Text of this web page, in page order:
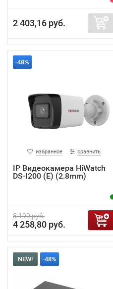
2 403,16 руб.
-48%
избранное сравнить
IP Видеокамера HiWatch
DS-I200 (E) (2.8mm)
8 190 руб.
4 258,80 руб.
NEW! -48%